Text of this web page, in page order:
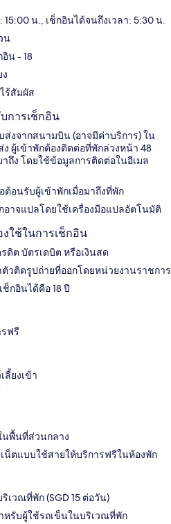
15:00 น., เช็กอินได้จนถึงเวลา: 5:30 น.
น
น - 18
ร้สัมผัส
การเช็กอิน
งจากสนามบิน (อาจมีค่าบริการ) ใน
ผู้เข้าพักต้องติดต่อที่พักล่วงหน้า 48
ถึง โดยใช้ข้อมูลการติดต่อในอีเมล
อนรับผู้เข้าพักเมื่อมาถึงที่พัก
าจแปลโดยใช้เครื่องมือแปลอัตโนมัติ
ใช้ในการเช็กอิน
ดิต บัตรเดบิต หรือเงินสด
วติดรูปถ่ายที่ออกโดยหน่วยงานราชการ
กอินได้คือ 18 ปี
ฟรี
ยงเข้า
นพื้นที่ส่วนกลาง
น็ตแบบใช้สายให้บริการฟรีในห้องพัก
เวณที่พัก (SGD 15 ต่อวัน)
หรับผู้ใช้รถเข็นในบริเวณที่พัก